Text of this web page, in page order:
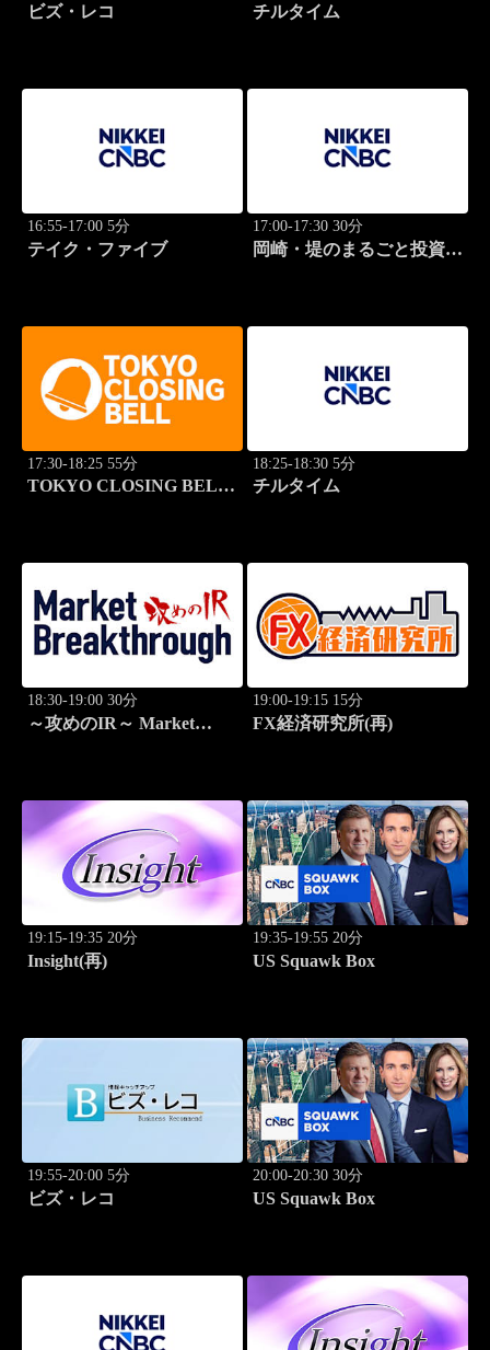
ビズ・レコ チルタイム
16:55-17:00 5分
テイク・ファイブ
17:00-17:30 30分
岡崎・堤のまるごと投資道
17:30-18:25 55分
TOKYO CLOSING BELL
18:25-18:30 5分
チルタイム
18:30-19:00 30分
～攻めのIR～ Market
19:00-19:15 15分
FX経済研究所(再)
19:15-19:35 20分
Insight(再)
19:35-19:55 20分
US Squawk Box
19:55-20:00 5分
ビズ・レコ
20:00-20:30 30分
US Squawk Box